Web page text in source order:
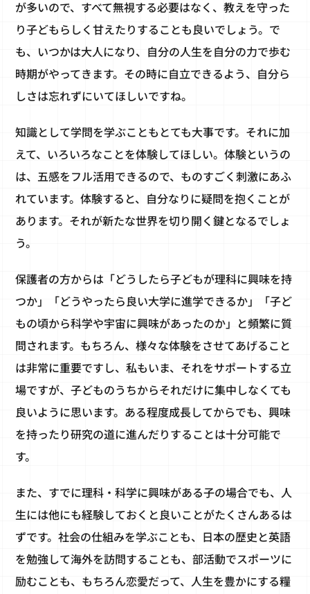
が多いので、すべて無視する必要はなく、教えを守った
り子どもらしく甘えたりすることも良いでしょう。で
も、いつかは大人になり、自分の人生を自分の力で歩む
時期がやってきます。その時に自立できるよう、自分ら
しさは忘れずにいてほしいですね。
知識として学問を学ぶこともとても大事です。それに加
えて、いろいろなことを体験してほしい。体験というの
は、五感をフル活用できるので、ものすごく刺激にあふ
れています。体験すると、自分なりに疑問を抱くことが
あります。それが新たな世界を切り開く鍵となるでしょ
う。
保護者の方からは「どうしたら子どもが理科に興味を持
つか」「どうやったら良い大学に進学できるか」「子ど
もの頃から科学や宇宙に興味があったのか」と頻繁に質
問されます。もちろん、様々な体験をさせてあげること
は非常に重要ですし、私もいま、それをサポートする立
場ですが、子どものうちからそれだけに集中しなくても
良いように思います。ある程度成長してからでも、興味
を持ったり研究の道に進んだりすることは十分可能で
す。
また、すでに理科・科学に興味がある子の場合でも、人
生には他にも経験しておくと良いことがたくさんあるは
ずです。社会の仕組みを学ぶことも、日本の歴史と英語
を勉強して海外を訪問することも、部活動でスポーツに
励むことも、もちろん恋愛だって、人生を豊かにする糧